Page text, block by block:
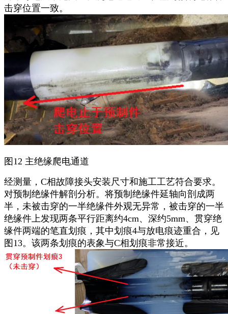
击穿位置一致。
图12 主绝缘爬电通道
经测量，C相故障接头安装尺寸和施工工艺符合要求。
对预制绝缘件解剖分析。将预制绝缘件延轴向剖成两
半，未被击穿的一半绝缘件外观无异常，被击穿的一半
绝缘件上发现两条平行距离约4cm、深约5mm、贯穿绝
缘件两端的笔直划痕，其中划痕4与放电痕迹重合，见
图13。该两条划痕的表象与C相划痕非常接近。